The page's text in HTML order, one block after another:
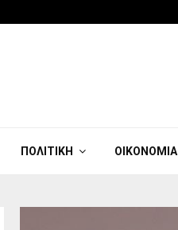
ΠΟΛΙΤΙΚΉ ΟΙΚΟΝΟΜΊΑ